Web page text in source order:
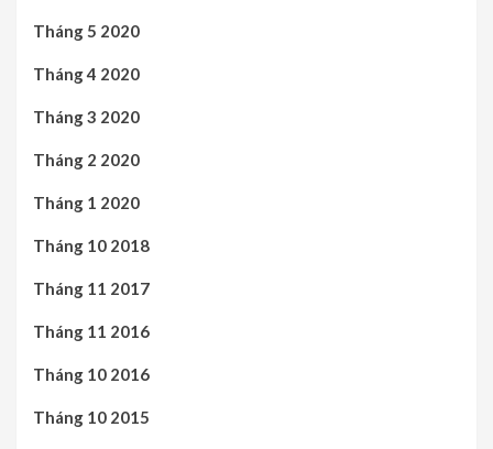
Tháng 5 2020
Tháng 4 2020
Tháng 3 2020
Tháng 2 2020
Tháng 1 2020
Tháng 10 2018
Tháng 11 2017
Tháng 11 2016
Tháng 10 2016
Tháng 10 2015